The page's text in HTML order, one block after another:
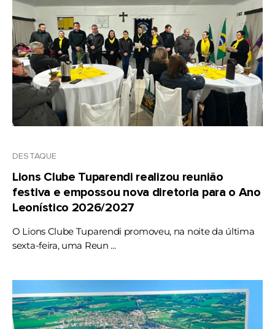
DESTAQUE
Lions Clube Tuparendi realizou reunião
festiva e empossou nova diretoria para o Ano
Leonístico 2026/2027
O Lions Clube Tuparendi promoveu, na noite da última
sexta-feira, uma Reun ...